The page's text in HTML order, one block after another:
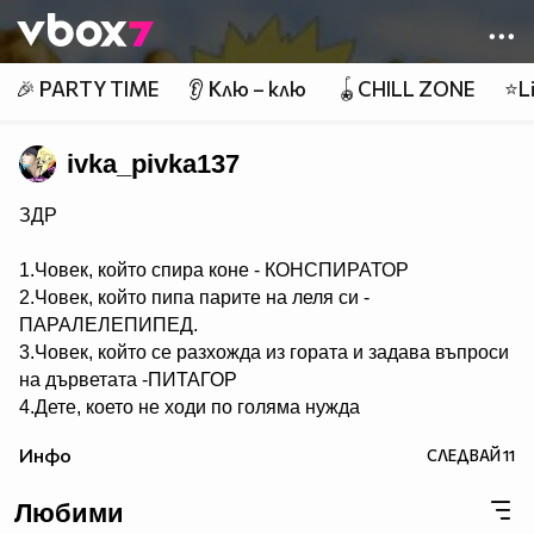
👾
🎉 PARTY TIME 👂 Клю – клю 🪀CHILL ZONE
ivka_pivka137
ЗДР
1.Човек, който спира коне - КОНСПИРАТОР
2.Човек, който пипа парите на леля си -
ПАРАЛЕЛЕПИПЕД.
3.Човек, който се разхожда из гората и задава въпроси
на дърветата -ПИТАГОР
4.Дете, което не ходи по голяма нужда
5.Хомосексуалист, който се изхожда по голяма нужда -
6.Човек, който ходи по голяма нужда по два пъти -
Инфо СЛЕДВАЙ11
Любими